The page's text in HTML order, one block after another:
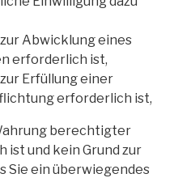
Abwicklung eines
erforderlich ist,
Erfüllung einer
erforderlich ist,
berechtigter
und kein Grund zur
Sie ein überwiegendes